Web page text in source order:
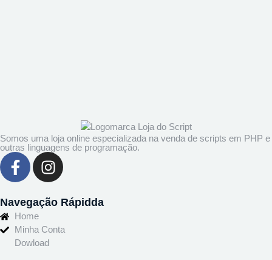
Somos uma loja online especializada na venda de scripts em PHP e
outras linguagens de programação.
Navegação Rápidda
Home
Minha Conta
Dowload